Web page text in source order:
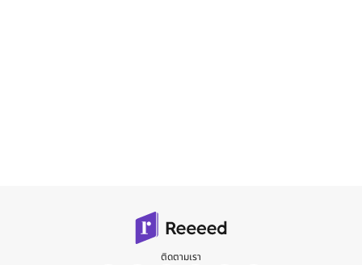
ติดตามเรา